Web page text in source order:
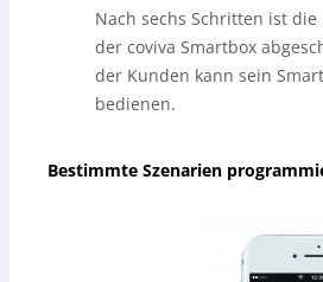
Nach sechs Schritten ist
der coviva Smartbox
der Kunden kann sein
bedienen.
Bestimmte Szenarien